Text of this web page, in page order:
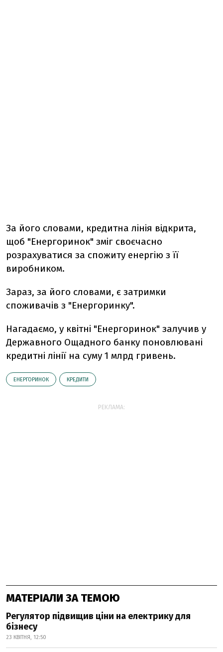
За його словами, кредитна лінія відкрита,
щоб "Енергоринок" зміг своєчасно
розрахуватися за спожиту енергію з її
виробником.
Зараз, за його словами, є затримки
споживачів з "Енергоринку".
Нагадаємо, у квітні "Енергоринок" залучив у
Державного Ощадного банку поновлювані
кредитні лінії на суму 1 млрд гривень.
ЕНЕРГОРИНОК КРЕДИТИ
РЕКЛАМА:
МАТЕРІАЛИ ЗА ТЕМОЮ
Регулятор підвищив ціни на електрику для
бізнесу
23 КВІТНЯ, 12:50